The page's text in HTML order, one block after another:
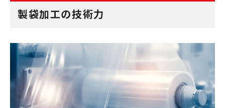
製袋加工の技術力